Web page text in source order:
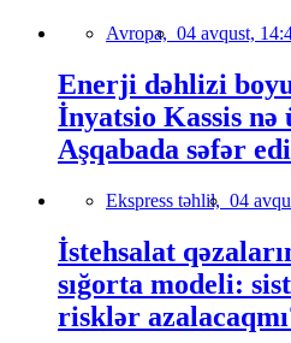
Avropa, 04 avqust,
Enerji dəhlizi
İnyatsio Kassis nə
Aşqabada səfər
Ekspress təhlil, 04
İstehsalat
sığorta modeli:
risklər